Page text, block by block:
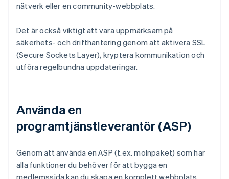
nätverk eller en community-webbplats.
Det är också viktigt att vara uppmärksam på
säkerhets- och drifthantering genom att aktivera SSL
(Secure Sockets Layer), kryptera kommunikation och
utföra regelbundna uppdateringar.
Använda en
programtjänstleverantör (ASP)
Genom att använda en ASP (t.ex. molnpaket) som har
alla funktioner du behöver för att bygga en